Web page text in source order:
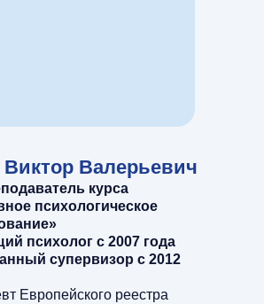
Валерьевич
курса
психологическое
психолог с 2007 года
супервизор с 2012
Европейского реестра